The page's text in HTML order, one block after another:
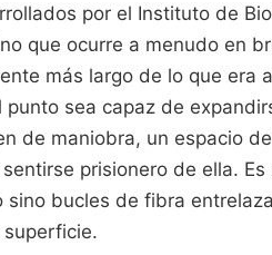
por el Instituto de
que ocurre a menudo en
más largo de lo que era
sea capaz de
de maniobra, un espacio de
prisionero de ella. Es
sino bucles de fibra